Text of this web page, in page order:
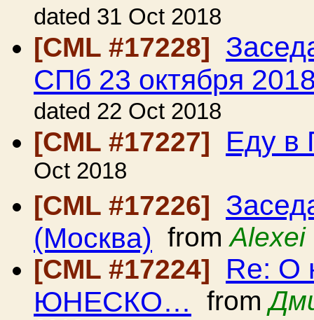
dated 31 Oct 2018
[CML #17228]
СПб 23 октября
dated 22 Oct 2018
[CML #17227] Еду в
Oct 2018
[CML #17226]
(Москва) fromAlexei
[CML #17224]
Re: О
ЮНЕСКО… from